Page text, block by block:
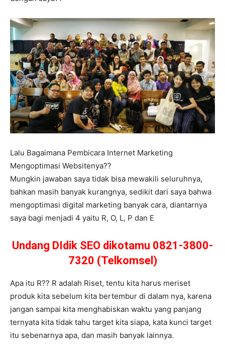
Lalu Bagaimana Pembicara Internet Marketing
Mengoptimasi Websitenya??
Mungkin jawaban saya tidak bisa mewakili seluruhnya,
bahkan masih banyak kurangnya, sedikit dari saya bahwa
mengoptimasi digital marketing banyak cara, diantarnya
saya bagi menjadi 4 yaitu R, O, L, P dan E
Undang DIdik SEO dikotamu 0821-3800-
7320 (Telkomsel)
Apa itu R?? R adalah Riset, tentu kita harus meriset
produk kita sebelum kita bertembur di dalam nya, karena
jangan sampai kita menghabiskan waktu yang panjang
ternyata kita tidak tahu target kita siapa, kata kunci target
itu sebenarnya apa, dan masih banyak lainnya.